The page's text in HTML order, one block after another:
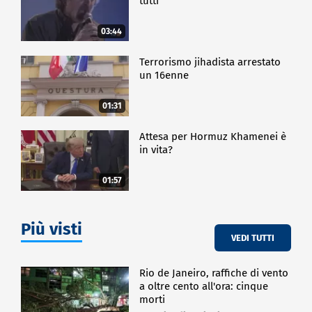
03:44
01:31
Terrorismo jihadista arrestato
un 16enne
01:57
Attesa per Hormuz Khamenei è
in vita?
Più visti VEDI TUTTI
Rio de Janeiro, raffiche di vento
a oltre cento all'ora: cinque
morti